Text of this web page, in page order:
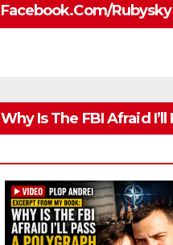
Facebook.com/
Why Is The FBI Afraid I’ll